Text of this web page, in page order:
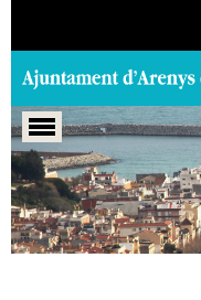
Portada > Agenda >
2024 > Marcs >